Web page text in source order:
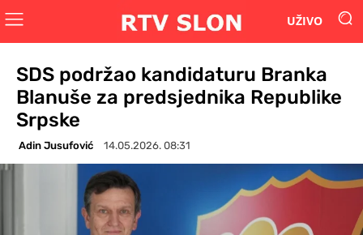
UŽIVO
SDS podržao kandidaturu Branka
Blanuše za predsjednika Republike
Srpske
Adin Jusufović 14.05.2026. 08:31